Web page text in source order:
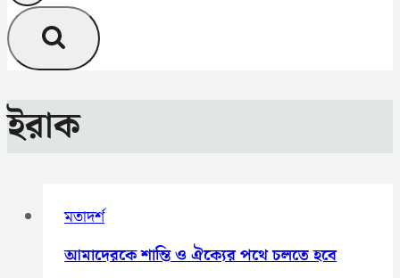
ইরাক
মতাদর্শ
আমাদেরকে শান্তি ও ঐক্যের পথে চলতে হবে